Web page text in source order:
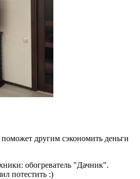
другим сэкономить деньги
обогреватель "Дачник".
потестить :)